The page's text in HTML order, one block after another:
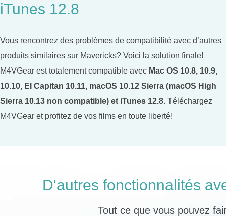
iTunes 12.8
Vous rencontrez des problèmes de compatibilité avec d’autres
produits similaires sur Mavericks? Voici la solution finale!
M4VGear est totalement compatible avec Mac OS 10.8, 10.9,
10.10, EI Capitan 10.11, macOS 10.12 Sierra (macOS High
Sierra 10.13 non compatible) et iTunes 12.8. Téléchargez
M4VGear et profitez de vos films en toute liberté!
D'autres fonctionnalités
Tout ce que vous pouvez